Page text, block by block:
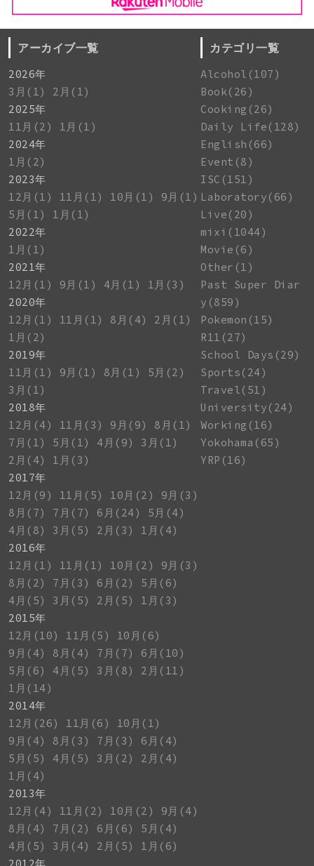
アーカイブ一覧
2026年
3月(1)
2月(1)
2025年
11月(2)
1月(1)
2024年
1月(2)
2023年
12月(1)
11月(1) 10月(1)
9月(1)
5月(1)
1月(1)
2022年
1月(1)
2021年
12月(1)
9月(1) 4月(1)
1月(3)
2020年
12月(1)
11月(1) 8月(4)
2月(1)
1月(2)
2019年
11月(1)
9月(1) 8月(1)
5月(2)
3月(1)
2018年
12月(4)
11月(3) 9月(9)
8月(1)
7月(1)
5月(1) 4月(9)
3月(1)
2月(4)
1月(3)
2017年
12月(9)
11月(5) 10月(2)
9月(3)
8月(7)
7月(7) 6月(24)
5月(4)
4月(8)
3月(5) 2月(3)
1月(4)
2016年
12月(1)
11月(1) 10月(2)
9月(3)
8月(2)
7月(3) 6月(2)
5月(6)
4月(5)
3月(5) 2月(5)
1月(3)
2015年
12月(10)
11月(5)
10月(6)
9月(4)
8月(4) 7月(7)
6月(10)
5月(6)
4月(5) 3月(8)
2月(11)
1月(14)
2014年
12月(26)
11月(6)
10月(1)
9月(4)
8月(3) 7月(3)
6月(4)
5月(5)
4月(5) 3月(2)
2月(4)
1月(4)
2013年
12月(4)
11月(2) 10月(2)
9月(4)
8月(4)
7月(2) 6月(6)
5月(4)
4月(5)
3月(4) 2月(5)
1月(6)
カテゴリ一覧
Alcohol(107)
Book(26)
Cooking(26)
Daily Life(128)
English(66)
Event(8)
ISC(151)
Laboratory(66)
Live(20)
mixi(1044)
Movie(6)
Other(1)
Past Super Diar
y(859)
Pokemon(15)
R11(27)
School Days(29)
Sports(24)
Travel(51)
University(24)
Working(16)
Yokohama(65)
YRP(16)